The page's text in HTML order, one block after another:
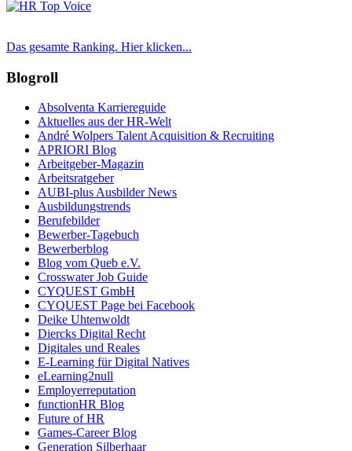
Das gesamte Ranking. Hier klicken...
Blogroll
Absolventa Karriereguide
Aktuelles aus der HR-Welt
André Wolpers Talent Acquisition & Recruiting
APRIORI Blog
Arbeitgeber-Magazin
Arbeitsratgeber
AUBI-plus Ausbilder News
Ausbildungstrends
Berufebilder
Bewerber-Tagebuch
Bewerberblog
Blog vom Queb e.V.
Crosswater Job Guide
CYQUEST GmbH
CYQUEST Page bei Facebook
Deike Uhtenwoldt
Diercks Digital Recht
Digitales und Reales
E-Learning für Digital Natives
eLearning2null
Employerreputation
functionHR Blog
Future of HR
Games-Career Blog
Generation Silberhaar